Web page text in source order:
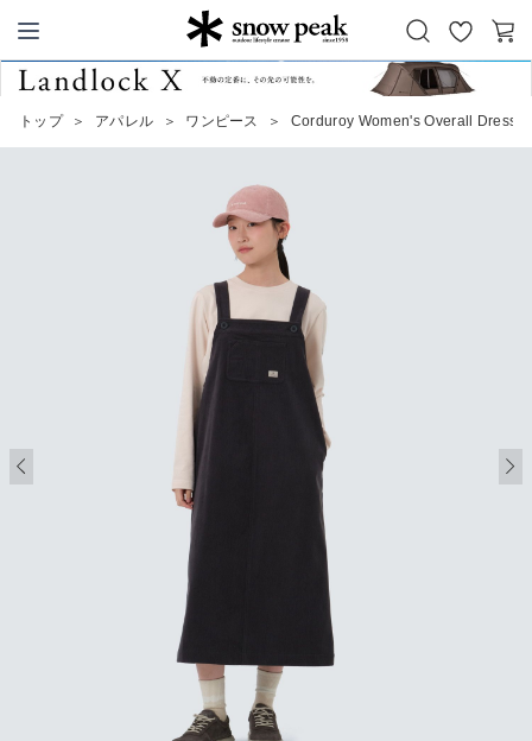
Snow Peak
お
気
カ
トップ ＞ アパレル ＞ ワンピース ＞ Corduroy Women's Overall Dress